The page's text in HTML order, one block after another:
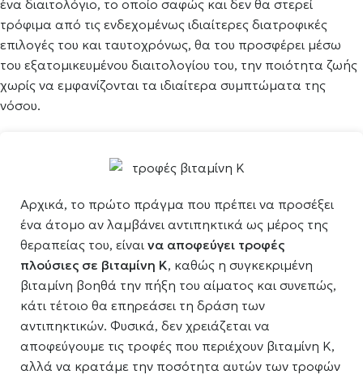
ένα διαιτολόγιο, το οποίο σαφώς και δεν θα στερεί
τρόφιμα από τις ενδεχομένως ιδιαίτερες διατροφικές
επιλογές του και ταυτοχρόνως, θα του προσφέρει μέσω
του εξατομικευμένου διαιτολογίου του, την ποιότητα ζωής
χωρίς να εμφανίζονται τα ιδιαίτερα συμπτώματα της
νόσου.
Αρχικά, το πρώτο πράγμα που πρέπει να προσέξει
ένα άτομο αν λαμβάνει αντιπηκτικά ως μέρος της
θεραπείας του, είναι να αποφεύγει τροφές
πλούσιες σε βιταμίνη Κ, καθώς η συγκεκριμένη
βιταμίνη βοηθά την πήξη του αίματος και συνεπώς,
κάτι τέτοιο θα επηρεάσει τη δράση των
αντιπηκτικών. Φυσικά, δεν χρειάζεται να
αποφεύγουμε τις τροφές που περιέχουν βιταμίνη Κ,
αλλά να κρατάμε την ποσότητα αυτών των τροφών